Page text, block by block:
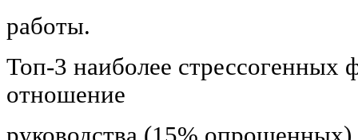
работы.
Топ-3 наиболее стрессогенных
отношение